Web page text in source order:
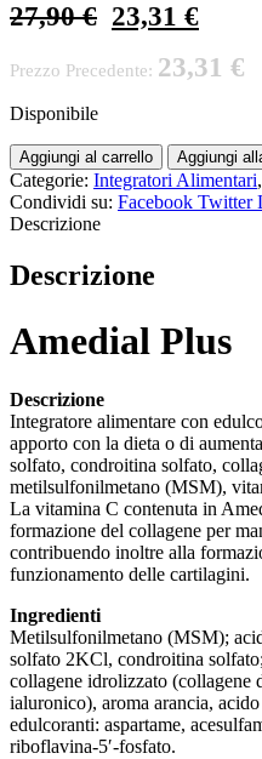
27,90€ 23,31 €
Prezzo Precedente: 23,31 €
Disponibile
Aggiungi al carrello Aggiungi
Categorie: Integratori Alimentari,
Condividi su: Facebook Twitter
Descrizione
Descrizione
Amedial Plus
Descrizione
Integratore alimentare con
apporto con la dieta o di
solfato, condroitina solfato,
metilsulfonilmetano (MSM),
La vitamina C contenuta in
formazione del collagene per
contribuendo inoltre alla
funzionamento delle cartilagini.
Ingredienti
Metilsulfonilmetano (MSM);
solfato 2KCl, condroitina
collagene idrolizzato
ialuronico), aroma arancia,
edulcoranti: aspartame,
riboflavina-5′-fosfato.